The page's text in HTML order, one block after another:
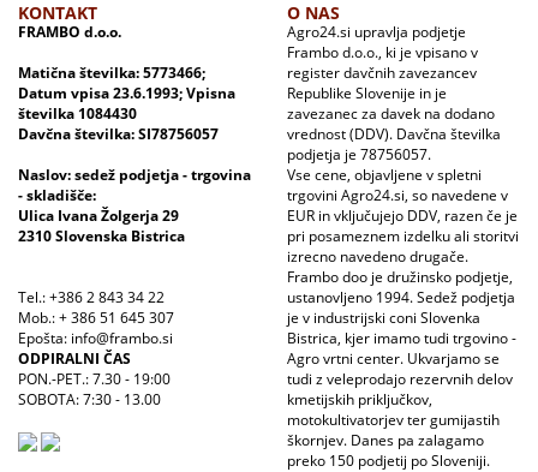
KONTAKT
FRAMBO d.o.o.
Matična številka: 5773466;
Datum vpisa 23.6.1993; Vpisna
številka 1084430
Davčna številka: SI78756057
Naslov: sedež podjetja - trgovina
- skladišče:
Ulica Ivana Žolgerja 29
2310 Slovenska Bistrica
Tel.: +386 2 843 34 22
Mob.: + 386 51 645 307
Epošta: info@frambo.si
ODPIRALNI ČAS
PON.-PET.: 7.30 - 19:00
SOBOTA: 7:30 - 13.00
O NAS
Agro24.si upravlja podjetje
Frambo d.o.o., ki je vpisano v
register davčnih zavezancev
Republike Slovenije in je
zavezanec za davek na dodano
vrednost (DDV). Davčna številka
podjetja je 78756057.
Vse cene, objavljene v spletni
trgovini Agro24.si, so navedene v
EUR in vključujejo DDV, razen če je
pri posameznem izdelku ali storitvi
izrecno navedeno drugače.
Frambo doo je družinsko podjetje,
ustanovljeno 1994. Sedež podjetja
je v industrijski coni Slovenka
Bistrica, kjer imamo tudi trgovino -
Agro vrtni center. Ukvarjamo se
tudi z veleprodajo rezervnih delov
kmetijskih priključkov,
motokultivatorjev ter gumijastih
škornjev. Danes pa zalagamo
preko 150 podjetij po Sloveniji.